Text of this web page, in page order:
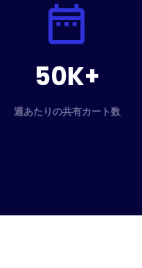
50K+
週あたりの共有カート数